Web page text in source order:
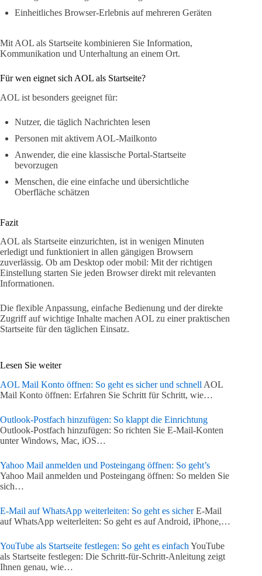
Einheitliches Browser-Erlebnis auf mehreren Geräten
Mit AOL als Startseite kombinieren Sie Information,
Kommunikation und Unterhaltung an einem Ort.
Für wen eignet sich AOL als Startseite?
AOL ist besonders geeignet für:
Nutzer, die täglich Nachrichten lesen
Personen mit aktivem AOL-Mailkonto
Anwender, die eine klassische Portal-Startseite
bevorzugen
Menschen, die eine einfache und übersichtliche
Oberfläche schätzen
Fazit
AOL als Startseite einzurichten, ist in wenigen Minuten
erledigt und funktioniert in allen gängigen Browsern
zuverlässig. Ob am Desktop oder mobil: Mit der richtigen
Einstellung starten Sie jeden Browser direkt mit relevanten
Informationen.
Die flexible Anpassung, einfache Bedienung und der direkte
Zugriff auf wichtige Inhalte machen AOL zu einer praktischen
Startseite für den täglichen Einsatz.
Lesen Sie weiter
AOL Mail Konto öffnen: So geht es sicher und schnell AOL
Mail Konto öffnen: Erfahren Sie Schritt für Schritt, wie…
Outlook-Postfach hinzufügen: So klappt die Einrichtung
Outlook-Postfach hinzufügen: So richten Sie E-Mail-Konten
unter Windows, Mac, iOS…
Yahoo Mail anmelden und Posteingang öffnen: So geht’s
Yahoo Mail anmelden und Posteingang öffnen: So melden Sie
sich…
E-Mail auf WhatsApp weiterleiten: So geht es sicherE-Mail
auf WhatsApp weiterleiten: So geht es auf Android, iPhone,…
YouTube als Startseite festlegen: So geht es einfach YouTube
als Startseite festlegen: Die Schritt-für-Schritt-Anleitung zeigt
Ihnen genau, wie…